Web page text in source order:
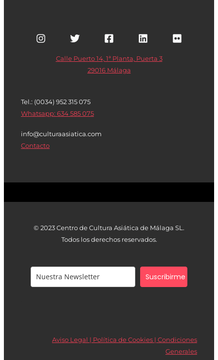
Calle Puerto 14, 1ª Planta, Puerta 3
29016 Málaga
Tel.: (0034) 952 315 075
Whatsapp: 634 585 075
info@culturaasiatica.com
Contacto
© 2023 Centro de Cultura Asiática de Málaga SL.
Todos los derechos reservados.
Suscribirme
Aviso Legal | Política de Cookies | Condiciones
Generales